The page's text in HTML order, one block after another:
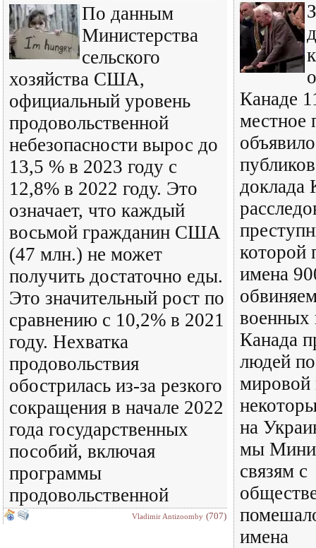
По данным
Министерства
сельского
хозяйства США,
официальный уровень
продовольственной
небезопасности вырос до
13,5 % в 2023 году с
12,8% в 2022 году. Это
означает, что каждый
восьмой гражданин США
(47 млн.) не может
получить достаточно еды.
Это значительный рост по
сравнению с 10,2% в 2021
году. Нехватка
продовольствия
обострилась из-за резкого
сокращения в начале 2022
года государственных
пособий, включая
программы
продовольственной
Vladimir Antizoomby (707)
Канаде
местное
доклада
которой
имена
военных
Канада
людей
мировой
на
мы
связям с
имена